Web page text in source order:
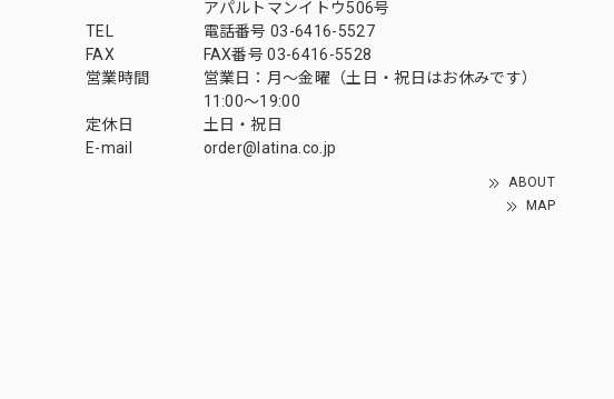
アパルトマンイトウ506号
TEL
電話番号 03-6416-5527
FAX
FAX番号 03-6416-5528
営業時間
営業日：月〜金曜（土日・祝日はお休みです）
11:00〜19:00
定休日
土日・祝日
E-mail
order@latina.co.jp
ABOUT
MAP